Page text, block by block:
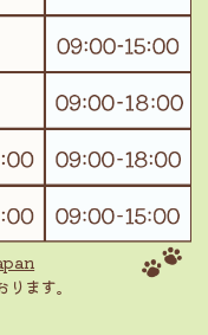
ます。